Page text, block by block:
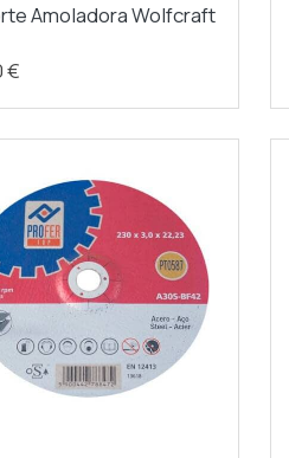
Amoladora Wolfcraft
€